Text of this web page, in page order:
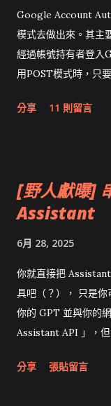
下來交給
那麼就請你打開你常
RewriteEngine On
!-d RewriteCond
續......）
Google Account
模式去做出來。其主
經過帳號持有者登入
用POST模式時，只
Application，也是讓
僅需要以GET方式將
https://
即會將授權token富
http://
備參數） 要存取的
http://
數） 決定token是否
參數） 以下是一個請
分享 11 則留言
[野人獻曝]
Assistant
6月 28, 2025
你就直接把
具吧（？）， 只是
你的 GPT 並與你的
Assistant API 」，但
（？）的指示內容、
分享 張貼留言